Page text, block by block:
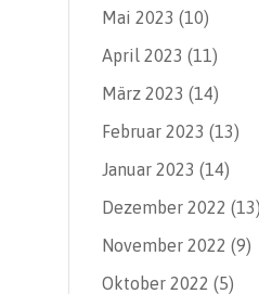
Mai 2023 (10)
April 2023 (11)
März 2023 (14)
Februar 2023 (13)
Januar 2023 (14)
Dezember 2022 (13)
November 2022 (9)
Oktober 2022 (5)